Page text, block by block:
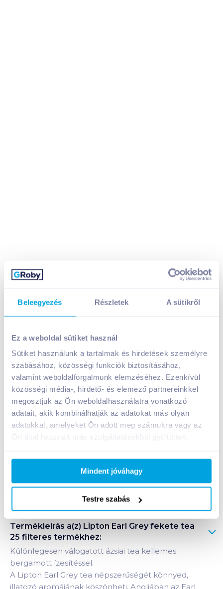
Beleegyezés Részletek A sütikről
Ez a weboldal sütiket használ
Sütiket használunk a tartalmak és hirdetések személyre
szabásához, közösségi funkciók biztosításához,
valamint weboldalforgalmunk elemzéséhez. Ezenkívül
közösségi média-, hirdető- és elemező partnereinkkel
megosztjuk az Ön weboldalhasználatra vonatkozó
adatait, akik kombinálhatják az adatokat más olyan
adatokkal, amelyeket Ön adott meg számukra vagy az
Mindent jóváhagy
Testre szabás
Lipton Earl Grey fekete tea 25 filteres
899Ft /db
Egységár: 23 973 Ft /kg
Nettó eladási ár:
708 db 27 % áfa)
Kosárba
Bevásárlólistához adom Értesíts, ha olcsóbb!
Termékleírás a(z) Lipton Earl Grey fekete tea
25 filteres termékhez:
Különlegesen válogatott ázsiai tea kellemes
bergamott ízesítéssel.
A Lipton Earl Grey tea népszerűségét könnyed,
illatozó aromájának köszönheti. Angliában az Earl